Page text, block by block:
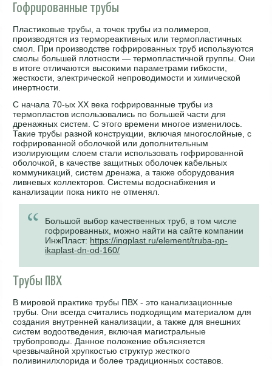
Гофрированные трубы
Пластиковые трубы, а точек трубы из полимеров,
производятся из термореактивных или термопластичных
смол. При производстве гофрированных труб используются
смолы большей плотности — термопластичной группы. Они
в итоге отличаются высокими параметрами гибкости,
жесткости, электрической непроводимости и химической
инертности.
С начала 70-ых XX века гофрированные трубы из
термопластов использовались по большей части для
дренажных систем. С этого времени многое изменилось.
Такие трубы разной конструкции, включая многослойные, с
гофрированной оболочкой или дополнительным
изолирующим слоем стали использовать гофрированной
оболочкой, в качестве защитных оболочек кабельных
коммуникаций, систем дренажа, а также оборудования
ливневых коллекторов. Системы водоснабжения и
канализации пока никто не отменял.
Большой выбор качественных труб, в том числе
гофрированных, можно найти на сайте компании
ИнжПласт: https://ingplast.ru/element/truba-pp-
ikaplast-dn-od-160/
Трубы ПВХ
В мировой практике трубы ПВХ - это канализационные
трубы. Они всегда считались подходящим материалом для
создания внутренней канализации, а также для внешних
систем водоотведения, включая магистральные
трубопроводы. Данное положение объясняется
чрезвычайной хрупкостью структур жесткого
поливинилхлорида и более традиционных составов.